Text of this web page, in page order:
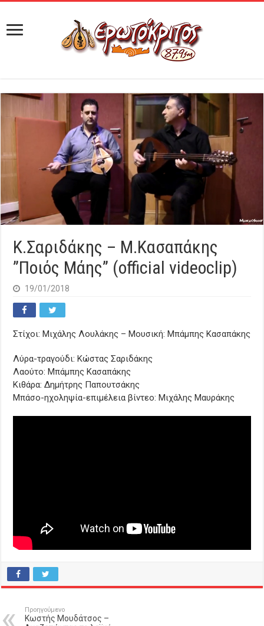
Κ.Σαριδάκης – Μ.Κασαπάκης
”Ποιός Μάης” (official videoclip)
19/01/2018
Στίχοι: Μιχάλης Λουλάκης – Μουσική: Μπάμπης Κασαπάκης
Λύρα-τραγούδι: Kώστας Σαριδάκης
Λαούτο: Μπάμπης Κασαπάκης
Κιθάρα: Δημήτρης Παπουτσάκης
Μπάσο-ηχοληψία-επιμέλεια βίντεο: Μιχάλης Μαυράκης
Προηγούμενο
Κωστής Μουδάτσος –